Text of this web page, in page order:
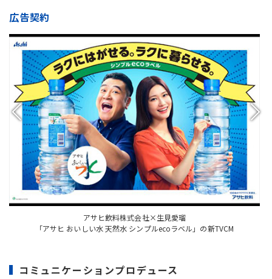
広告契約
アサヒ飲料株式会社×生見愛瑠
「アサヒ おいしい水 天然水 シンプルecoラベル」の新TVCM
コミュニケーションプロデュース